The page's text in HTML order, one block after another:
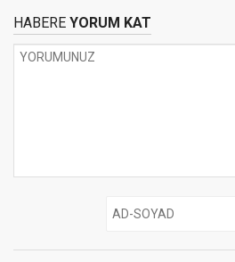
HABERE YORUM KAT